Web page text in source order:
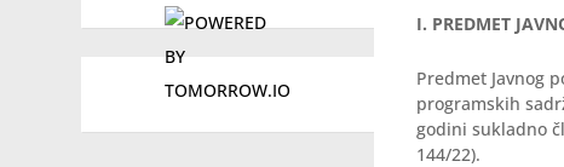
I. PREDMET
Predmet Javnog
programskih
godini sukladno
144/22).